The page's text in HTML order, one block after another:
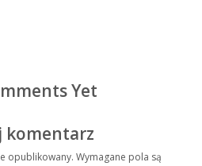
Yet
komentarz
opublikowany. Wymagane pola są